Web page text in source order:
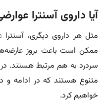
آیا داروی آسنترا
مثل هر داروی دیگری، آسنترا
ممکن است باعث بروز
سردرد به هم مرتبط هستند. در
متنوع هستند که در ادامه و
خواهیم کرد.